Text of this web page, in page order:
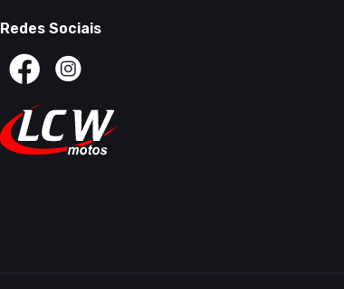
Redes Sociais